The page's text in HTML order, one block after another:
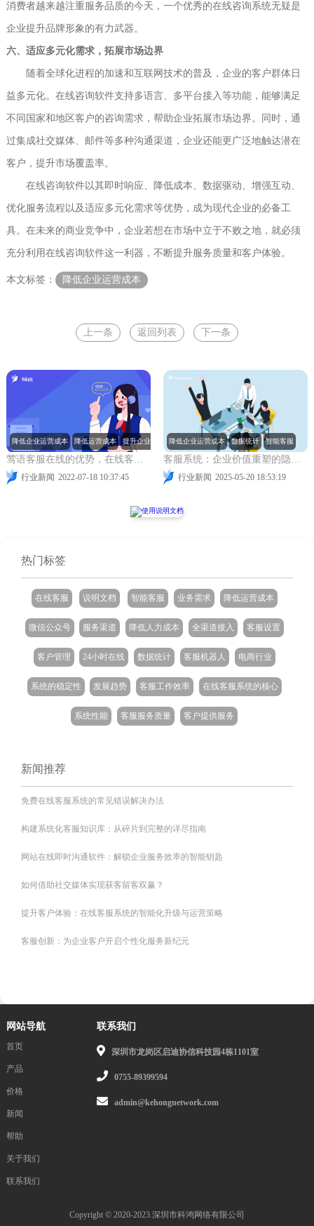
消费者越来越注重服务品质的今天，一个优秀的在线咨询系统无疑是
企业提升品牌形象的有力武器。
六、适应多元化需求，拓展市场边界
随着全球化进程的加速和互联网技术的普及，企业的客户群体日
益多元化。在线咨询软件支持多语言、多平台接入等功能，能够满足
不同国家和地区客户的咨询需求，帮助企业拓展市场边界。同时，通
过集成社交媒体、邮件等多种沟通渠道，企业还能更广泛地触达潜在
客户，提升市场覆盖率。
在线咨询软件以其即时响应、降低成本、数据驱动、增强互动、
优化服务流程以及适应多元化需求等优势，成为现代企业的必备工
具。在未来的商业竞争中，企业若想在市场中立于不败之地，就必须
充分利用在线咨询软件这一利器，不断提升服务质量和客户体验。
本文标签： 降低企业运营成本
上一条 返回列表 下一条
莺语客服在线的优势，在线客服系统如何提升企业形象？
行业新闻 2022-07-18 10:37:45
降低企业运营成本 降低运营成本 提升企业形象 智能客服
客服系统：企业价值重塑的隐形推手
行业新闻 2025-05-20 18:53:19
降低企业运营成本 数据统计 智能客服
热门标签
在线客服 说明文档 智能客服 业务需求 降低运营成本
微信公众号 服务渠道 降低人力成本 全渠道接入 客服设置
客户管理 24小时在线 数据统计 客服机器人 电商行业
系统的稳定性 发展趋势 客服工作效率 在线客服系统的核心
系统性能 客服服务质量 客户提供服务
新闻推荐
免费在线客服系统的常见错误解决办法
构建系统化客服知识库：从碎片到完整的详尽指南
网站在线即时沟通软件：解锁企业服务效率的智能钥匙
如何借助社交媒体实现获客留客双赢？
提升客户体验：在线客服系统的智能化升级与运营策略
客服创新：为企业客户开启个性化服务新纪元
网站导航
首页
产品
价格
新闻
帮助
关于我们
联系我们
联系我们
深圳市龙岗区启迪协信科技园4栋1101室
0755-89399594
admin@kehongnetwork.com
Copyright © 2020-2023.深圳市科鸿网络有限公司